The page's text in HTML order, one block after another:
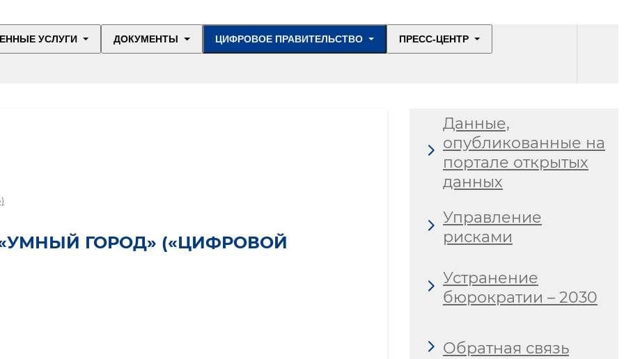
УСЛУГИ ДОКУМЕНТЫ ЦИФРОВОЕ ПРАВИТЕЛЬСТВО ПРЕСС-ЦЕНТР
ГОРОД» («ЦИФРОВОЙ
Данные,
опубликованные на
портале открытых
данных
Управление
рисками
Устранение
бюрократии – 2030
Обратная связь